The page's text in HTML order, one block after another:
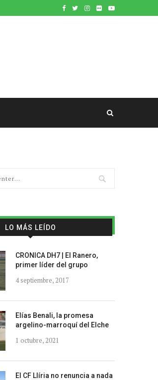
LO MÁS LEÍDO
CRONICA DH7 | El Ranero,
primer líder del grupo
4 septiembre, 2017
Elías Benali, la promesa
argelino-marroquí del Elche
1 octubre, 2021
El CF Llíria no renuncia a nada